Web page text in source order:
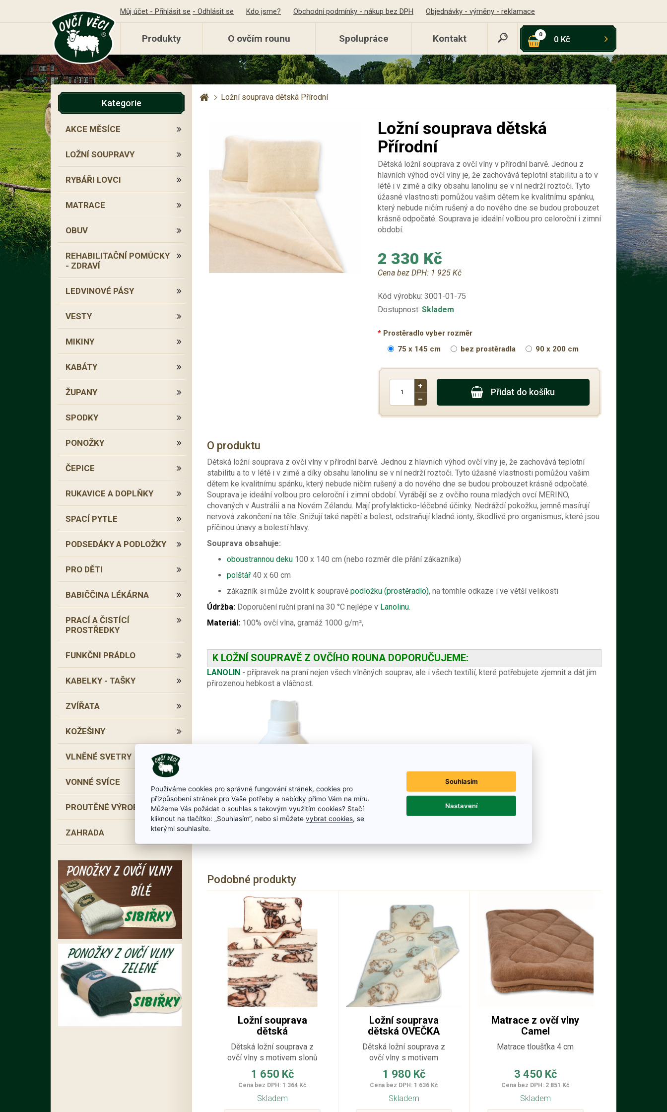
Můj účet - Přihlásit se - Odhlásit se Kdo jsme? Obchodní podmínky - nákup bez DPH Objednávky - výměny - reklamace
Produkty O ovčím rounu Spolupráce Kontakt 0 0 Kč
Kategorie
AKCE MĚSÍCE
LOŽNÍ SOUPRAVY
RYBÁŘI LOVCI
MATRACE
OBUV
REHABILITAČNÍ POMŮCKY
- ZDRAVÍ
LEDVINOVÉ PÁSY
VESTY
MIKINY
KABÁTY
ŽUPANY
SPODKY
PONOŽKY
ČEPICE
RUKAVICE A DOPLŇKY
SPACÍ PYTLE
PODSEDÁKY A PODLOŽKY
PRO DĚTI
BABIČČINA LÉKÁRNA
PRACÍ A ČISTÍCÍ
PROSTŘEDKY
FUNKČNI PRÁDLO
KABELKY - TAŠKY
ZVÍŘATA
KOŽEŠINY
VLNĚNÉ SVETRY
VONNÉ SVÍCE
PROUTĚNÉ VÝROBKY
ZAHRADA
Ložní souprava dětská Přírodní
Ložní souprava dětská
Přírodní
Dětská ložní souprava z ovčí vlny v přírodní barvě. Jednou z
hlavních výhod ovčí vlny je, že zachovává teplotní stabilitu a to v
létě i v zimě a díky obsahu lanolinu se v ní nedrží roztoči. Tyto
úžasné vlastnosti pomůžou vašim dětem ke kvalitnímu spánku,
který nebude ničím rušený a do nového dne se budou probouzet
krásně odpočaté. Souprava je ideální volbou pro celoroční i zimní
období.
2 330 Kč
Cena bez DPH: 1 925 Kč
Kód výrobku: 3001-01-75
Dostupnost: Skladem
Prostěradlo vyber rozměr
75 x 145 cm
bez prostěradla 90 x 200 cm
Přidat do košíku
O produktu
Dětská ložní souprava z ovčí vlny v přírodní barvě. Jednou z hlavních výhod ovčí vlny je, že zachovává teplotní
stabilitu a to v létě i v zimě a díky obsahu lanolinu se v ní nedrží roztoči. Tyto úžasné vlastnosti pomůžou vašim
dětem ke kvalitnímu spánku, který nebude ničím rušený a do nového dne se budou probouzet krásně odpočaté.
Souprava je ideální volbou pro celoroční i zimní období. Vyrábějí se z ovčího rouna mladých ovcí MERINO,
chovaných v Austrálii a na Novém Zélandu. Mají profylakticko-léčebné účinky. Nedráždí pokožku, jemně masírují
nervová zakončení na těle. Snižují také napětí a bolest, odstraňují kladné ionty, škodlivé pro organismus, které jsou
příčinou únavy a bolestí hlavy.
Souprava obsahuje:
oboustrannou deku 100 x 140 cm (nebo rozměr dle přání zákazníka)
polštář40 x 60 cm
zákazník si může zvolit k soupravě podložku (prostěradlo), na tomhle odkaze i ve větší velikosti
Údržba: Doporučení ruční praní na 30 °C nejlépe v Lanolinu.
Materiál: 100% ovčí vlna, gramáž 1000 g/m²,
K LOŽNÍ SOUPRAVĚ Z OVČÍHO ROUNA DOPORUČUJEME:
LANOLIN - přípravek na praní nejen všech vlněných souprav, ale i všech textílií, které potřebujete zjemnit a dát jim
přirozenou hebkost a vláčnost.
Podobné produkty
Ložní souprava
dětská
Dětská ložní souprava z
ovčí vlny s motivem slonů
nebo koček. Jednou z
hlavních výhod ovčí vlny je,
že zachovává teplotní
stabilitu a to v létě i v zimě
1 650 Kč
Cena bez DPH: 1 364 Kč
Skladem
Ložní souprava
dětská OVEČKA
Dětská ložní souprava z
ovčí vlny s motivem
ovečky. Jednou z hlavních
výhod ovčí vlny je, že
zachovává teplotní stabilitu
a to v létě i v zimě a díky
1 980 Kč
Cena bez DPH: 1 636 Kč
Skladem
Matrace z ovčí vlny
Camel
Matrace tloušťka 4 cm
3 450 Kč
Cena bez DPH: 2 851 Kč
Skladem
Používáme cookies pro správné fungování stránek, cookies pro
přizpůsobení stránek pro Vaše potřeby a nabídky přímo Vám na míru.
Můžeme Vás požádat o souhlas s takovým využitím cookies? Stačí
kliknout na tlačítko: „Souhlasím“, nebo si můžete vybrat cookies, se
kterými souhlasíte.
Souhlasím
Nastavení